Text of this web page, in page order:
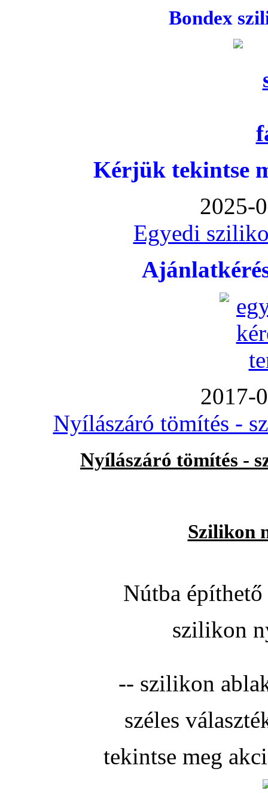
Bondex
Kérjük tekintse
2025-
Egyedi
2017-
Nyílászáró tömítés -
Nyílászáró tömítés -
Szilikon
Nútba
szilikon
-- szilikon
széles
tekintse meg